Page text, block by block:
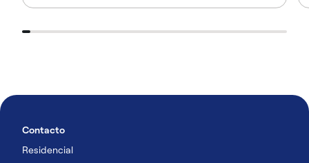
Contacto
Residencial